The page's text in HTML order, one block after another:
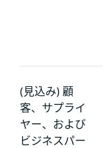
(見込み) 顧
客、サプライ
ヤー、および
ビジネスパー